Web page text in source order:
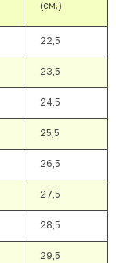
(см.)
22,5
23,5
24,5
25,5
26,5
27,5
28,5
29,5